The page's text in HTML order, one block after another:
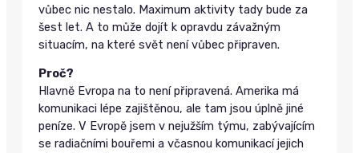
vůbec nic nestalo. Maximum aktivity tady bude za
šest let. A to může dojít k opravdu závažným
situacím, na které svět není vůbec připraven.
Proč?
Hlavně Evropa na to není připravená. Amerika má
komunikaci lépe zajištěnou, ale tam jsou úplně jiné
peníze. V Evropě jsem v nejužším týmu, zabývajícím
se radiačními bouřemi a včasnou komunikací jejich